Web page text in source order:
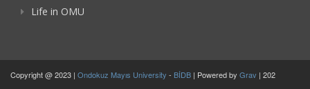
Life in OMU
Copyright @ 2023 | Ondokuz Mayıs University - BİDB | Powered by Grav | 202